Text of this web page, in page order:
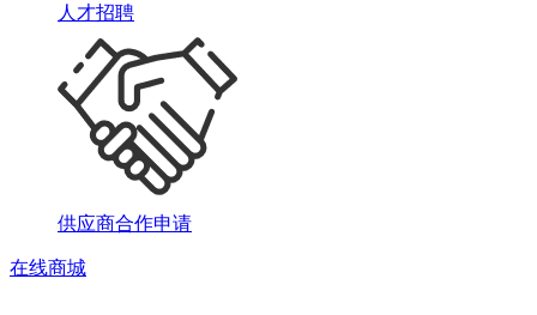
人才招聘
供应商合作申请
在线商城